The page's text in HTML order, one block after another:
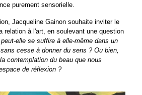
purement sensorielle.
Jacqueline Gainon souhaite inviter le
relation à l'art, en soulevant une question
elle se suffire à elle-même dans un
cesse à donner du sens ? Ou bien,
contemplation du beau que nous
de réflexion ?